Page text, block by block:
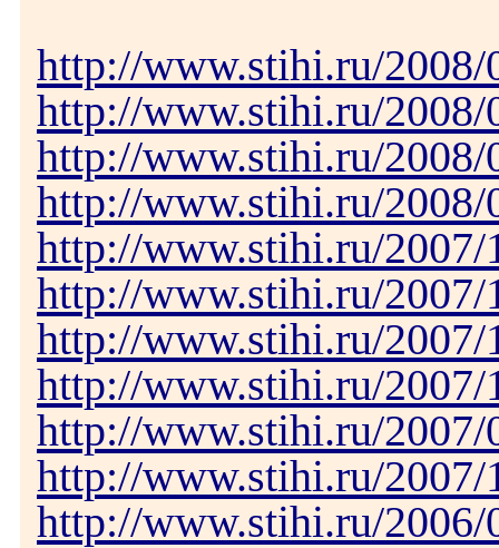
http://www.stihi.ru/2008/
http://www.stihi.ru/2008/
http://www.stihi.ru/2008/
http://www.stihi.ru/2008/
http://www.stihi.ru/2007/
http://www.stihi.ru/2007/
http://www.stihi.ru/2007/
http://www.stihi.ru/2007/
http://www.stihi.ru/2007/
http://www.stihi.ru/2007/
http://www.stihi.ru/2006/